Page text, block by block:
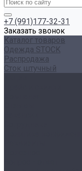
+7 (991)177-32-31
Заказать звонок
Каталог товаров
Одежда STOCK
Распродажа
Сток штучный